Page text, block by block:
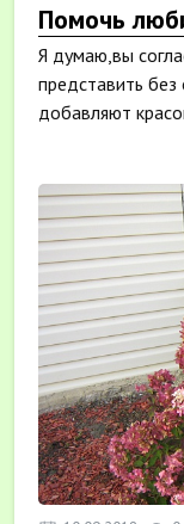
Помочь
Я думаю,вы
представить
добавляют